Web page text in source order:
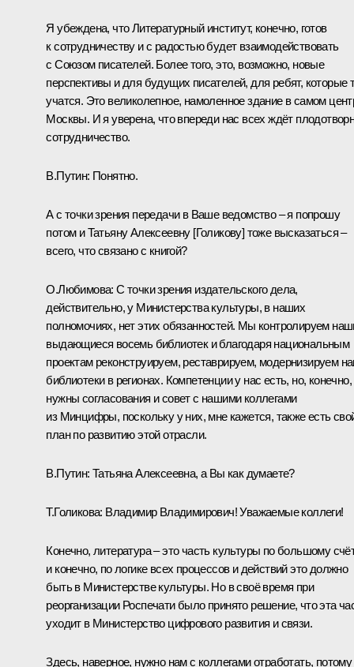
Я убеждена, что Литературный институт, конечно, готов
к сотрудничеству и с радостью будет взаимодействовать
с Союзом писателей. Более того, это, возможно, новые
перспективы и для будущих писателей, для ребят, которые
учатся. Это великолепное, намоленное здание в самом
Москвы. И я уверена, что впереди нас всех ждёт
сотрудничество.
В.Путин: Понятно.
А с точки зрения передачи в Ваше ведомство – я попрошу
потом и Татьяну Алексеевну [Голикову] тоже высказаться –
всего, что связано с книгой?
О.Любимова:С точки зрения издательского дела,
действительно, у Министерства культуры, в наших
полномочиях, нет этих обязанностей. Мы контролируем
выдающиеся восемь библиотек и благодаря национальным
проектам реконструируем, реставрируем, модернизируем
библиотеки в регионах. Компетенции у нас есть, но, конечно,
нужны согласования и совет с нашими коллегами
из Минцифры, поскольку у них, мне кажется, также есть
план по развитию этой отрасли.
В.Путин: Татьяна Алексеевна, а Вы как думаете?
Т.Голикова: Владимир Владимирович! Уважаемые коллеги!
Конечно, литература – это часть культуры по большому
и конечно, по логике всех процессов и действий это должно
быть в Министерстве культуры. Но в своё время при
реорганизации Роспечати было принято решение, что эта
уходит в Министерство цифрового развития и связи.
Здесь, наверное, нужно нам с коллегами отработать, потому